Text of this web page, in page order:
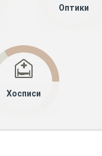
Оптики
Хосписи